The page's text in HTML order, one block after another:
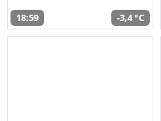
18:59 -3,4 °C